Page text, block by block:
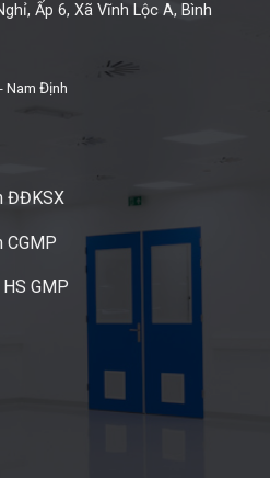
Ấp 6, Xã Vĩnh Lộc A, Bình
Nam Định
ĐĐKSX
CGMP
GMP